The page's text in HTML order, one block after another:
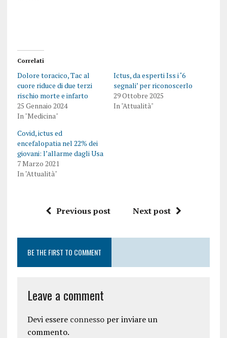
Correlati
Dolore toracico, Tac al
cuore riduce di due terzi
rischio morte e infarto
25 Gennaio 2024
In "Medicina"
Ictus, da esperti Iss i ‘6
segnali’ per riconoscerlo
29 Ottobre 2025
In "Attualità"
Covid, ictus ed
encefalopatia nel 22% dei
giovani: l’allarme dagli Usa
7 Marzo 2021
In "Attualità"
Previous post Next post
BE THE FIRST TO COMMENT
Leave a comment
Devi essere connessoper inviare un
commento.